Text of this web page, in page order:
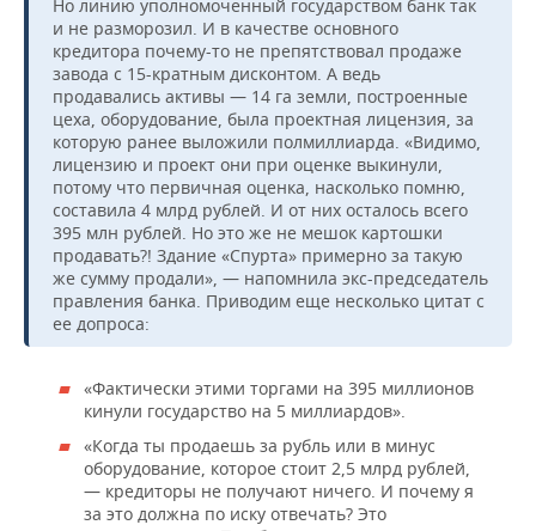
Но линию уполномоченный государством банк так
и не разморозил. И в качестве основного
кредитора почему-то не препятствовал продаже
завода с 15-кратным дисконтом. А ведь
продавались активы — 14 га земли, построенные
цеха, оборудование, была проектная лицензия, за
которую ранее выложили полмиллиарда. «Видимо,
лицензию и проект они при оценке выкинули,
потому что первичная оценка, насколько помню,
составила 4 млрд рублей. И от них осталось всего
395 млн рублей. Но это же не мешок картошки
продавать?! Здание «Спурта» примерно за такую
же сумму продали», — напомнила экс-председатель
правления банка. Приводим еще несколько цитат с
ее допроса:
«Фактически этими торгами на 395 миллионов
кинули государство на 5 миллиардов».
«Когда ты продаешь за рубль или в минус
оборудование, которое стоит 2,5 млрд рублей,
— кредиторы не получают ничего. И почему я
за это должна по иску отвечать? Это